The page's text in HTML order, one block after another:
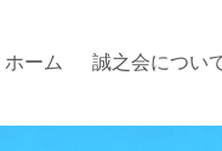
ホーム 誠之会につい